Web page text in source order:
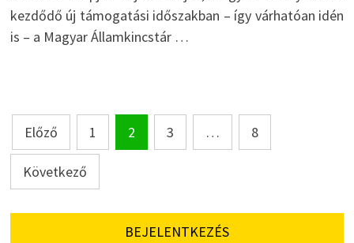
kezdődő új támogatási időszakban – így várhatóan idén
is – a Magyar Államkincstár …
Bejegyzések
lapozása
Előző 1 2 3 … 8
Következő
BEJELENTKEZÉS